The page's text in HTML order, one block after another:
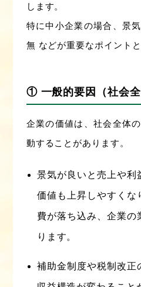
します。
特に中小企業の場合、景
無 などが重要なポイントと
① 一般的要因（社会全
企業の価値は、社会全体
動することがあります。
景気が良いと売上や利
価値も上昇しやすくな
費が落ち込み、企業の
ります。
補助金制度や税制改正